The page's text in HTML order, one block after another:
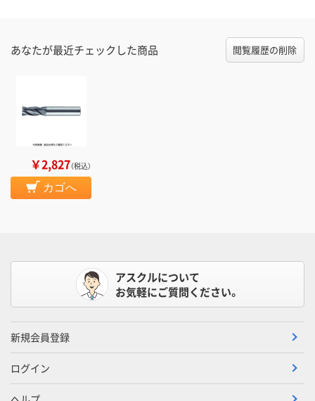
あなたが最近チェックした商品 閲覧履歴の削除
￥2,827（税込）
カゴへ
アスクルについて
お気軽にご質問ください。
新規会員登録
ログイン